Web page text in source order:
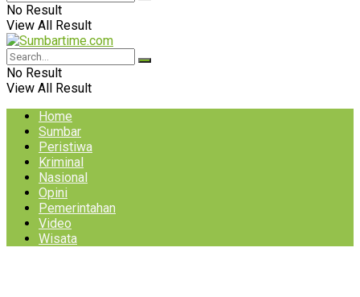
No Result
View All Result
No Result
View All Result
Home
Sumbar
Peristiwa
Kriminal
Nasional
Opini
Pemerintahan
Video
Wisata